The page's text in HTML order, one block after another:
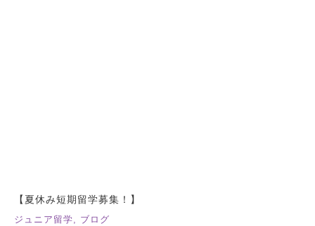
【夏休み短期留学募集！】
ジュニア留学, ブログ